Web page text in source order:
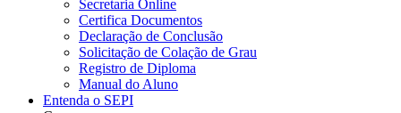
Secretaria Online
Certifica Documentos
Declaração de Conclusão
Solicitação de Colação de Grau
Registro de Diploma
Manual do Aluno
Entenda o SEPI